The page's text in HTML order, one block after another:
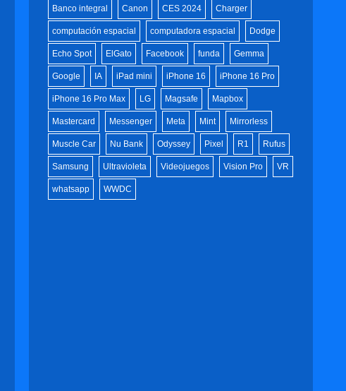
Banco integral Canon CES 2024 Charger
computación espacial computadora espacial Dodge
Echo Spot ElGato Facebook funda Gemma
Google IA iPad mini iPhone 16 iPhone 16 Pro
iPhone 16 Pro Max LG Magsafe Mapbox
Mastercard Messenger Meta Mint Mirrorless
Muscle Car Nu Bank Odyssey Pixel R1 Rufus
Samsung Ultravioleta Videojuegos Vision Pro VR
whatsapp WWDC